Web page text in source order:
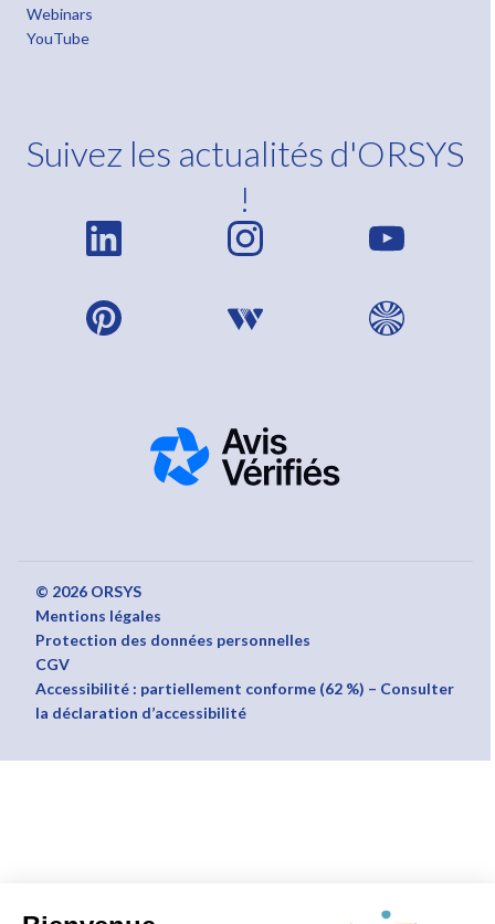
Webinars
YouTube
Suivez les actualités d'ORSYS
!
© 2026 ORSYS
Mentions légales
Protection des données personnelles
CGV
Accessibilité : partiellement conforme (62 %) – Consulter
la déclaration d’accessibilité